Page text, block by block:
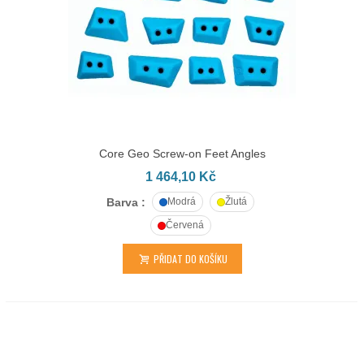
Core Geo Screw-on Feet Angles
1 464,10 Kč
Barva : Modrá Žlutá
Červená
PŘIDAT DO KOŠÍKU